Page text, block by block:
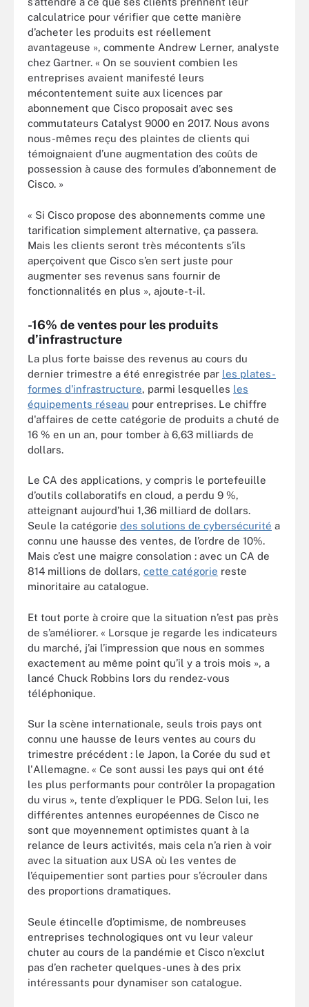
calculatrice pour vérifier que cette manière
d’acheter les produits est réellement
avantageuse », commente Andrew Lerner, analyste
chez Gartner. « On se souvient combien les
entreprises avaient manifesté leurs
mécontentement suite aux licences par
abonnement que Cisco proposait avec ses
commutateurs Catalyst 9000 en 2017. Nous avons
nous-mêmes reçu des plaintes de clients qui
témoignaient d’une augmentation des coûts de
possession à cause des formules d’abonnement de
Cisco. »
« Si Cisco propose des abonnements comme une
tarification simplement alternative, ça passera.
Mais les clients seront très mécontents s’ils
aperçoivent que Cisco s’en sert juste pour
augmenter ses revenus sans fournir de
fonctionnalités en plus », ajoute-t-il.
-16% de ventes pour les produits
d’infrastructure
La plus forte baisse des revenus au cours du
dernier trimestre a été enregistrée par les plates-
formes d'infrastructure, parmi lesquelles les
équipements réseau pour entreprises. Le chiffre
d'affaires de cette catégorie de produits a chuté de
16 % en un an, pour tomber à 6,63 milliards de
dollars.
Le CA des applications, y compris le portefeuille
d’outils collaboratifs en cloud, a perdu 9 %,
atteignant aujourd’hui 1,36 milliard de dollars.
Seule la catégorie des solutions de cybersécurité a
connu une hausse des ventes, de l’ordre de 10%.
Mais c’est une maigre consolation : avec un CA de
814 millions de dollars, cette catégorie reste
minoritaire au catalogue.
Et tout porte à croire que la situation n’est pas près
de s’améliorer. « Lorsque je regarde les indicateurs
du marché, j’ai l’impression que nous en sommes
exactement au même point qu’il y a trois mois », a
lancé Chuck Robbins lors du rendez-vous
téléphonique.
Sur la scène internationale, seuls trois pays ont
connu une hausse de leurs ventes au cours du
trimestre précédent : le Japon, la Corée du sud et
l'Allemagne. « Ce sont aussi les pays qui ont été
les plus performants pour contrôler la propagation
du virus », tente d’expliquer le PDG. Selon lui, les
différentes antennes européennes de Cisco ne
sont que moyennement optimistes quant à la
relance de leurs activités, mais cela n’a rien à voir
avec la situation aux USA où les ventes de
l’équipementier sont parties pour s’écrouler dans
des proportions dramatiques.
Seule étincelle d’optimisme, de nombreuses
entreprises technologiques ont vu leur valeur
chuter au cours de la pandémie et Cisco n’exclut
pas d’en racheter quelques-unes à des prix
intéressants pour dynamiser son catalogue.